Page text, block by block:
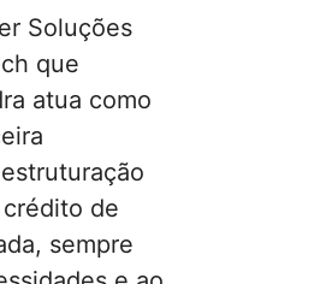
Soluções
que
atua como
de
sempre